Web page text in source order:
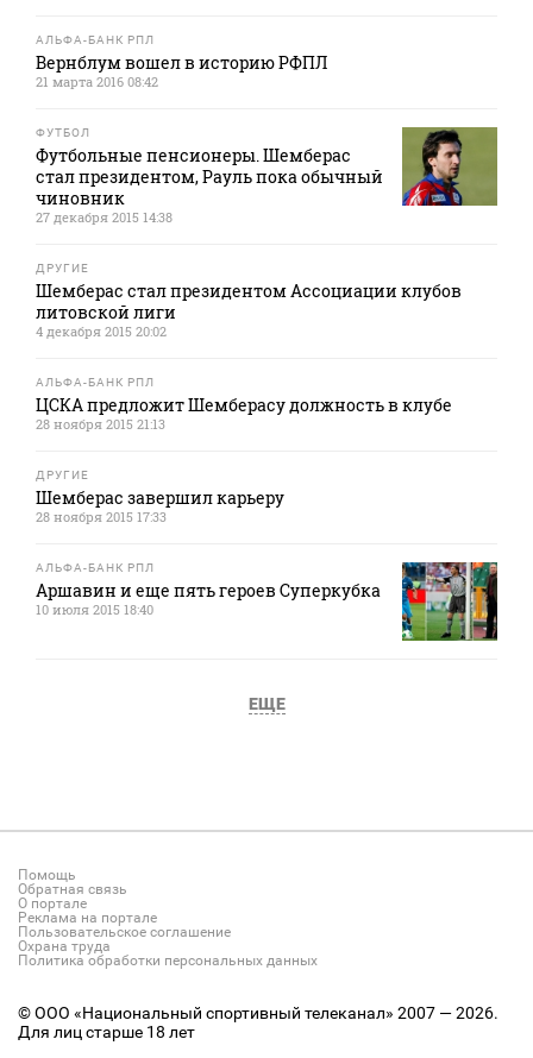
АЛЬФА-БАНК РПЛ
Вернблум вошел в историю РФПЛ
21 марта 2016 08:42
ФУТБОЛ
Футбольные пенсионеры. Шемберас
стал президентом, Рауль пока обычный
чиновник
27 декабря 2015 14:38
ДРУГИЕ
Шемберас стал президентом Ассоциации клубов
литовской лиги
4 декабря 2015 20:02
АЛЬФА-БАНК РПЛ
ЦСКА предложит Шемберасу должность в клубе
28 ноября 2015 21:13
ДРУГИЕ
Шемберас завершил карьеру
28 ноября 2015 17:33
АЛЬФА-БАНК РПЛ
Аршавин и еще пять героев Суперкубка
10 июля 2015 18:40
ЕЩЕ
Помощь
Обратная связь
О портале
Реклама на портале
Пользовательское соглашение
Охрана труда
Политика обработки персональных данных
© ООО «Национальный спортивный телеканал» 2007 — 2026.
Для лиц старше 18 лет